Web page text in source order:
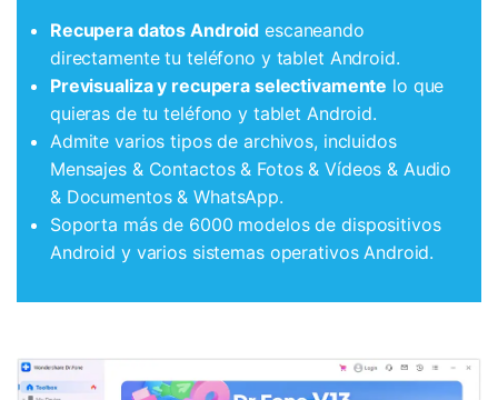
Recupera datos Android escaneando
directamente tu teléfono y tablet Android.
Previsualiza y recupera selectivamente lo que
quieras de tu teléfono y tablet Android.
Admite varios tipos de archivos, incluidos
Mensajes & Contactos & Fotos & Vídeos & Audio
& Documentos & WhatsApp.
Soporta más de 6000 modelos de dispositivos
Android y varios sistemas operativos Android.